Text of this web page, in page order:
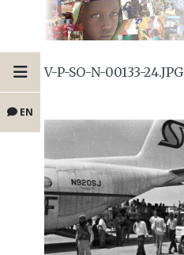
EN
V-P-SO-N-00133-24.JPG